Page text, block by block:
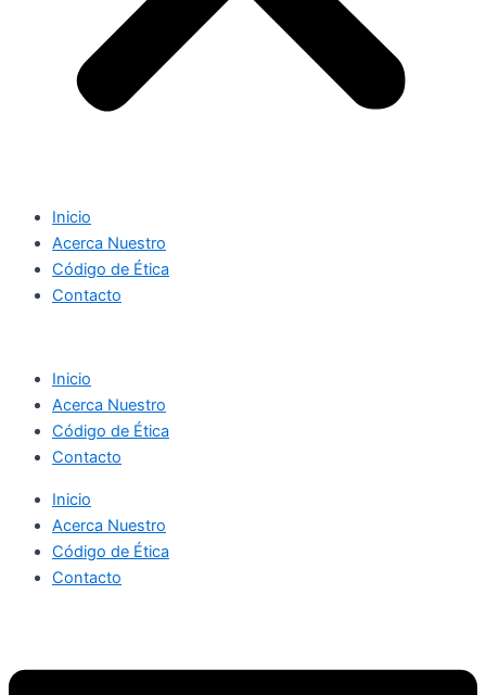
Inicio
Acerca Nuestro
Código de Ética
Contacto
Inicio
Acerca Nuestro
Código de Ética
Contacto
Inicio
Acerca Nuestro
Código de Ética
Contacto